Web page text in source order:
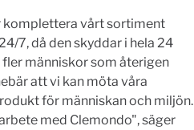
komplettera vårt sortiment
7, då den skyddar i hela 24
människor som återigen
att vi kan möta våra
för människan och miljön.
med Clemondo", säger